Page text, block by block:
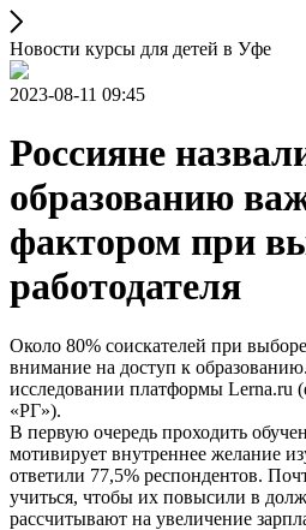
Новости курсы для детей в Уфе
2023-08-11 09:45
Россияне
образованию
фактором при
работодателя
Около 80% соискателей при
внимание на доступ к
исследовании платформы Lerna.ru
«РГ»).
В первую очередь проходить
мотивирует внутреннее желание
ответили 77,5% респондентов.
учиться, чтобы их повысили в
рассчитывают на увеличение